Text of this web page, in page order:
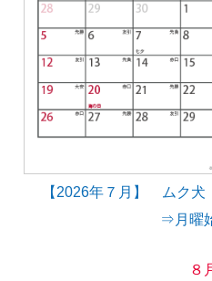
【2026年７月】 ムク
⇒月曜
８